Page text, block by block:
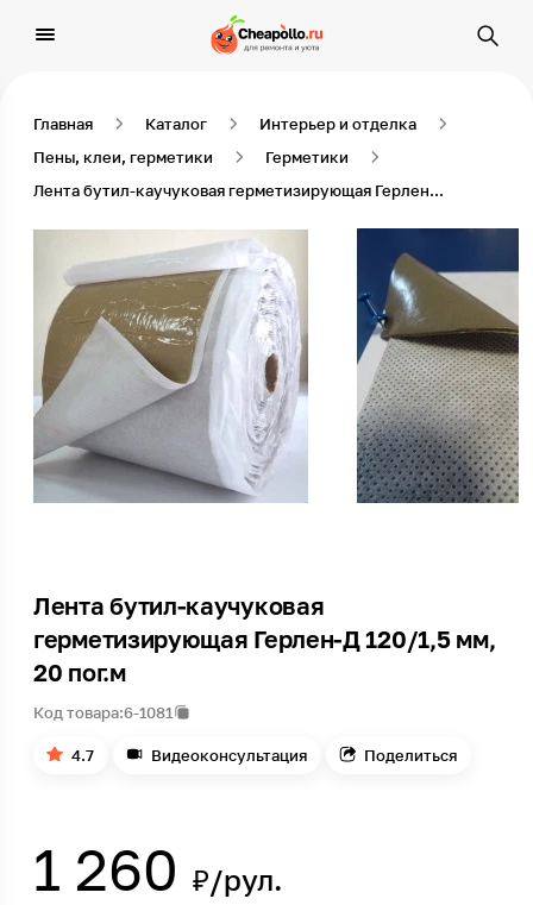
Главная Каталог
Интерьер и отделка
Пены, клеи, герметики
Герметики
Лента бутил-каучуковая герметизирующая Герлен-Д 120/1,5 мм, 20 пог.м
Лента бутил-каучуковая
герметизирующая Герлен-Д 120/1,5 мм,
20 пог.м
Код товара:6-1081
4.7 Видеоконсультация Поделиться
1 260 ₽/рул.